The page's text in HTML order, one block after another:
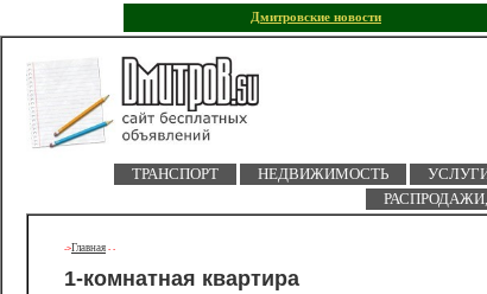
Дмитровские новости
ТРАНСПОРТ НЕДВИЖИМОСТЬ
->Главная - -
1-комнатная квартира